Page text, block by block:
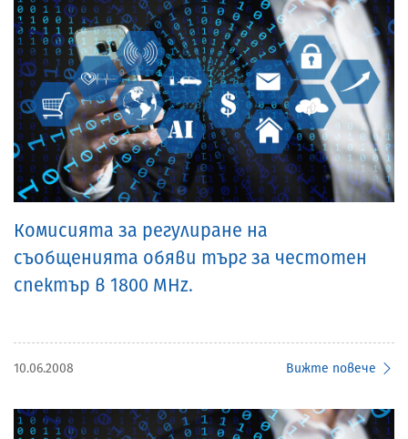
Комисията за регулиране на
съобщенията обяви търг за честотен
спектър в 1800 MHz.
10.06.2008 Вижте повече